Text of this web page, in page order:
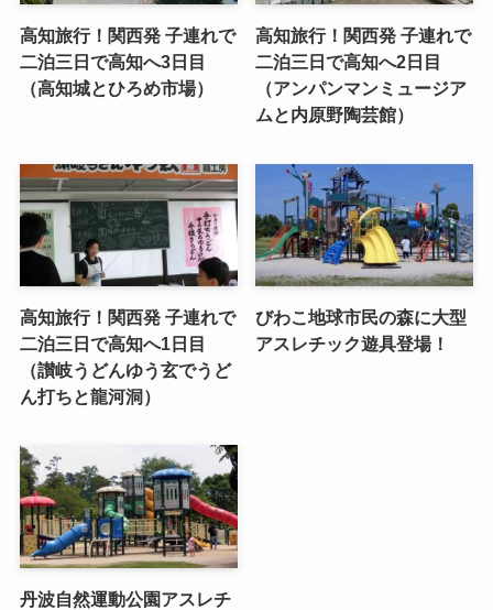
高知旅行！関西発 子連れで
二泊三日で高知へ3日目
（高知城とひろめ市場）
高知旅行！関西発 子連れで
二泊三日で高知へ2日目
（アンパンマンミュージア
ムと内原野陶芸館）
高知旅行！関西発 子連れで
二泊三日で高知へ1日目
（讃岐うどんゆう玄でうど
ん打ちと龍河洞）
びわこ地球市民の森に大型
アスレチック遊具登場！
丹波自然運動公園アスレチ